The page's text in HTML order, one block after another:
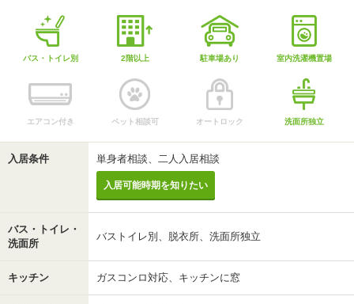
バス・トイレ別 2階以上 駐車場あり 室内洗濯機置場
エアコン付き ペット相談可 オートロック 洗面所独立
入居条件 単身者相談、二人入居相談
入居可能時期を知りたい
バス・トイレ・
洗面所
バストイレ別、脱衣所、洗面所独立
キッチン ガスコンロ対応、キッチンに窓